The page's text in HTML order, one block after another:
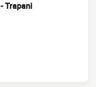
Trapani